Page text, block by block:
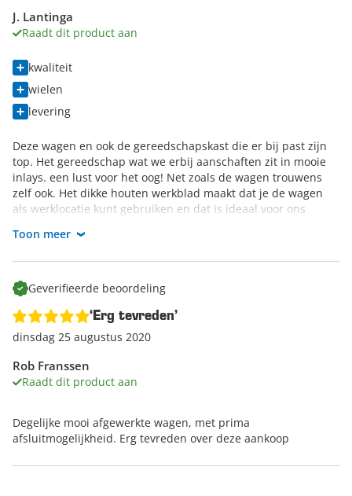
J. Lantinga
Raadt dit product aan
kwaliteit
wielen
levering
Deze wagen en ook de gereedschapskast die er bij past zijn
top. Het gereedschap wat we erbij aanschaften zit in mooie
inlays. een lust voor het oog! Net zoals de wagen trouwens
zelf ook. Het dikke houten werkblad maakt dat je de wagen
als werklocatie kunt gebruiken en dat is ideaal voor ons
serviceteam gingen ook naar wens. Wij bestellen vaker bij
Toon meer
Geverifieerde beoordeling
Rob Franssen
Raadt dit product aan
‘Erg tevreden’
dinsdag 25 augustus 2020
Degelijke mooi afgewerkte wagen, met prima
afsluitmogelijkheid. Erg tevreden over deze aankoop